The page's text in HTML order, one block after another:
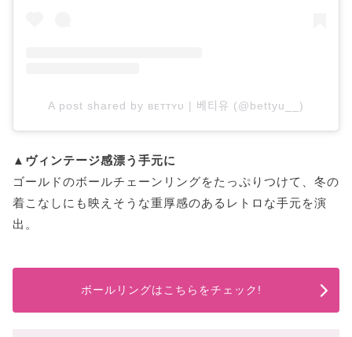
A post shared by ʙᴇᴛᴛʏᴜ | 베티유 (@bettyu__)
▲ヴィンテージ感漂う手元に
ゴールドのボールチェーンリングをたっぷりつけて、冬の
着こなしにも映えそうな重厚感のあるレトロな手元を演
出。
ボールリングはこちらをチェック!